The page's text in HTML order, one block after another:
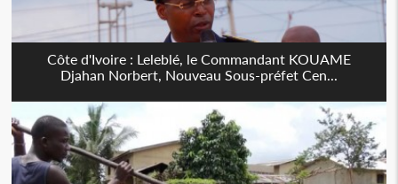
Côte d'Ivoire : Leleblé, le Commandant KOUAME
Djahan Norbert, Nouveau Sous-préfet Cen...